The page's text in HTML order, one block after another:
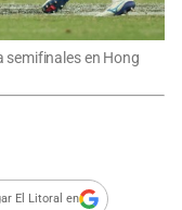
semifinales en Hong
El Litoral en